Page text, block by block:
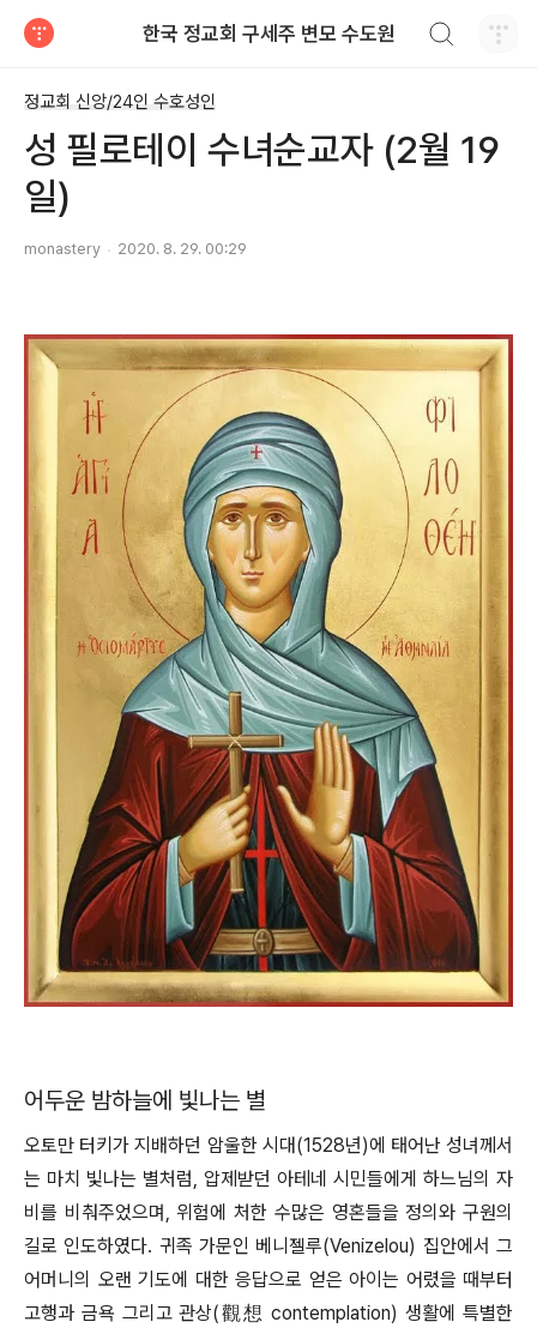
한국 정교회 구세주 변모 수도원
정교회 신앙/24인 수호성인
성 필로테이 수녀순교자 (2월 19
일)
monastery 2020. 8. 29. 00:29
어두운 밤하늘에 빛나는 별
오토만 터키가 지배하던 암울한 시대(1528년)에 태어난 성녀께서
는 마치 빛나는 별처럼, 압제받던 아테네 시민들에게 하느님의 자
비를 비춰주었으며, 위험에 처한 수많은 영혼들을 정의와 구원의
길로 인도하였다. 귀족 가문인 베니젤루(Venizelou) 집안에서 그
어머니의 오랜 기도에 대한 응답으로 얻은 아이는 어렸을 때부터
고행과 금욕 그리고 관상(觀想 contemplation) 생활에 특별한